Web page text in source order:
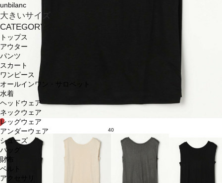
unbilanc
大きいサイズ
CATEGORY
トップス
アウター
パンツ
スカート
ワンピース
オールインワン・サロペット
水着
ヘッドウェア
ネックウェア
レッグウェア
アンダーウェア
シューズ
バッグ
財布
ベルト
アクセサリ
40